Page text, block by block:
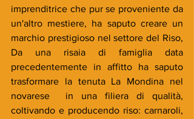
imprenditrice che pur se proveniente da
un'altro mestiere, ha saputo creare un
marchio prestigioso nel settore del Riso,
Da una risaia di famiglia data
precedentemente in affitto ha saputo
trasformare la tenuta La Mondina nel
novarese  in una filiera di qualità,
coltivando e producendo riso: carnaroli,